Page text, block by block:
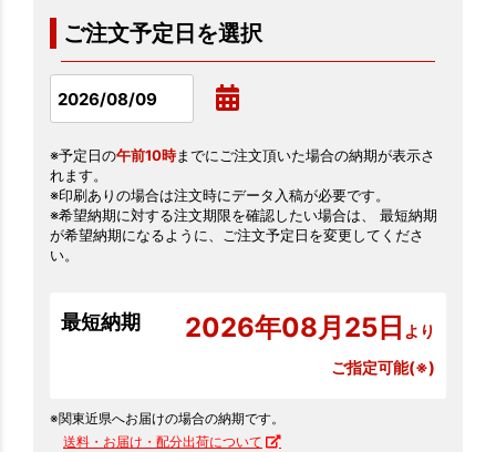
ご注文予定日を選択
※予定日の午前10時までにご注文頂いた場合の納期が表示さ
れます。
※印刷ありの場合は注文時にデータ入稿が必要です。
※希望納期に対する注文期限を確認したい場合は、 最短納期
が希望納期になるように、ご注文予定日を変更してくださ
い。
最短納期 2026年08月25日 より
ご指定可能(※)
※関東近県へお届けの場合の納期です。
送料・お届け・配分出荷について